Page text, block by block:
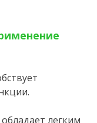
обладает легким